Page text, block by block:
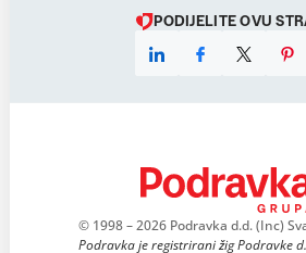
PODIJELITE OVU
© 1998 – 2026 Podravka d.d. (Inc)
Podravka je registrirani žig Podravke